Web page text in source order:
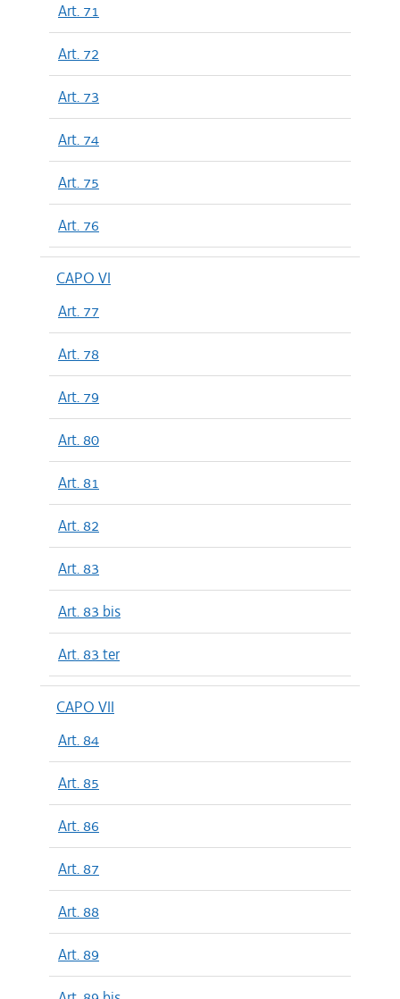
Art. 71
Art. 72
Art. 73
Art. 74
Art. 75
Art. 76
CAPO VI
Art. 77
Art. 78
Art. 79
Art. 80
Art. 81
Art. 82
Art. 83
Art. 83 bis
Art. 83 ter
CAPO VII
Art. 84
Art. 85
Art. 86
Art. 87
Art. 88
Art. 89